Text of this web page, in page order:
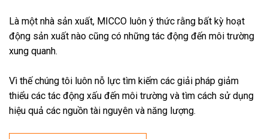
Là một nhà sản xuất, MICCO luôn ý thức rằng bất kỳ hoạt
động sản xuất nào cũng có những tác động đến môi trường
xung quanh.
Vì thế chúng tôi luôn nỗ lực tìm kiếm các giải pháp giảm
thiểu các tác động xấu đến môi trường và tìm cách sử dụng
hiệu quả các nguồn tài nguyên và năng lượng.